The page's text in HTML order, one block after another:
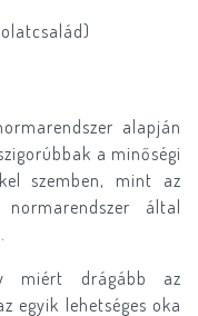
alapján
a minőségi
szemben, mint az
által
miért drágább az
egyik lehetséges oka